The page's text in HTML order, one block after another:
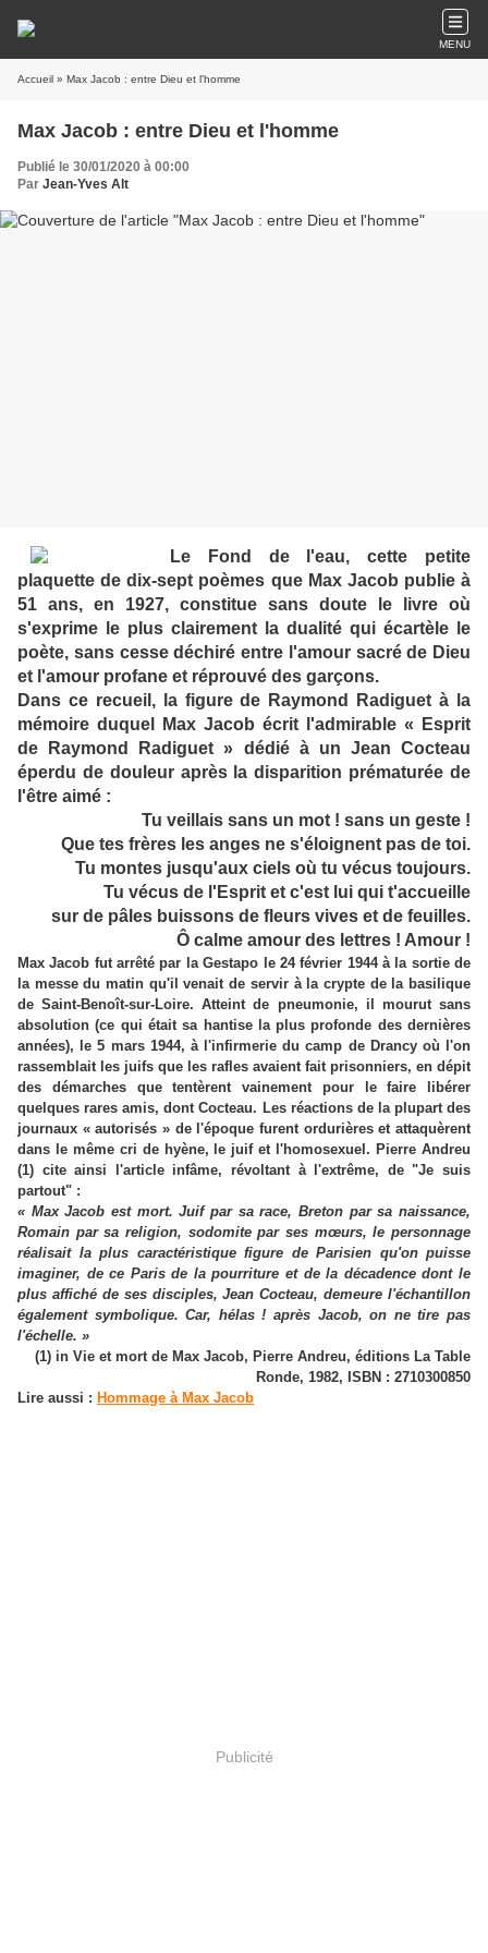
MENU
Accueil » Max Jacob : entre Dieu et l'homme
Max Jacob : entre Dieu et l'homme
Publié le 30/01/2020 à 00:00
Par Jean-Yves Alt
Le Fond de l'eau, cette petite
plaquette de dix-sept poèmes que Max Jacob publie à
51 ans, en 1927, constitue sans doute le livre où
s'exprime le plus clairement la dualité qui écartèle le
poète, sans cesse déchiré entre l'amour sacré de Dieu
et l'amour profane et réprouvé des garçons.
Dans ce recueil, la figure de Raymond Radiguet à la
mémoire duquel Max Jacob écrit l'admirable « Esprit
de Raymond Radiguet » dédié à un Jean Cocteau
éperdu de douleur après la disparition prématurée de
l'être aimé :
Tu veillais sans un mot ! sans un geste !
Que tes frères les anges ne s'éloignent pas de toi.
Tu montes jusqu'aux ciels où tu vécus toujours.
Tu vécus de l'Esprit et c'est lui qui t'accueille
sur de pâles buissons de fleurs vives et de feuilles.
Ô calme amour des lettres ! Amour !
Max Jacob fut arrêté par la Gestapo le 24 février 1944 à la sortie de
la messe du matin qu'il venait de servir à la crypte de la basilique
de Saint-Benoît-sur-Loire. Atteint de pneumonie, il mourut sans
absolution (ce qui était sa hantise la plus profonde des dernières
années), le 5 mars 1944, à l'infirmerie du camp de Drancy où l'on
rassemblait les juifs que les rafles avaient fait prisonniers, en dépit
des démarches que tentèrent vainement pour le faire libérer
quelques rares amis, dont Cocteau. Les réactions de la plupart des
journaux « autorisés » de l'époque furent ordurières et attaquèrent
dans le même cri de hyène, le juif et l'homosexuel. Pierre Andreu
(1) cite ainsi l'article infâme, révoltant à l'extrême, de "Je suis
partout" :
« Max Jacob est mort. Juif par sa race, Breton par sa naissance,
Romain par sa religion, sodomite par ses mœurs, le personnage
réalisait la plus caractéristique figure de Parisien qu'on puisse
imaginer, de ce Paris de la pourriture et de la décadence dont le
plus affiché de ses disciples, Jean Cocteau, demeure l'échantillon
également symbolique. Car, hélas ! après Jacob, on ne tire pas
l'échelle. »
(1) in Vie et mort de Max Jacob, Pierre Andreu, éditions La Table
Ronde, 1982, ISBN : 2710300850
Lire aussi : Hommage à Max Jacob
Publicité